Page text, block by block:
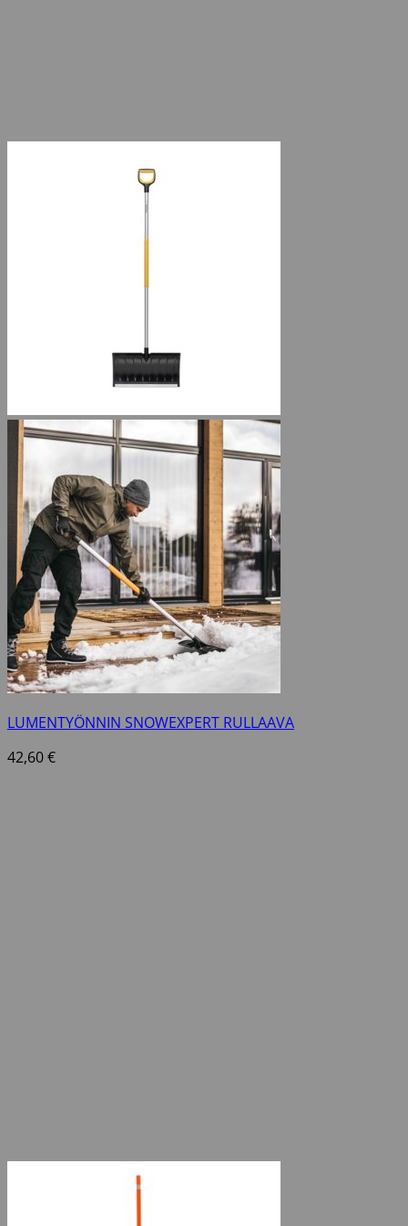
LUMENTYÖNNIN SNOWEXPERT RULLAAVA
42,60€